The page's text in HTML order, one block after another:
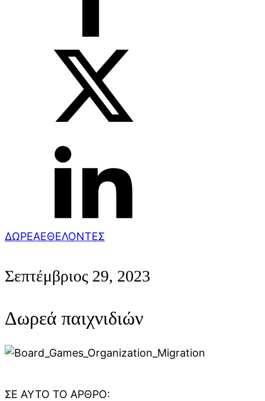
ΔΩΡΕΑΕΘΕΛΟΝΤΕΣ
Σεπτέμβριος 29, 2023
Δωρεά παιχνιδιών
ΣΕ ΑΥΤΌ ΤΟ ΆΡΘΡΟ: